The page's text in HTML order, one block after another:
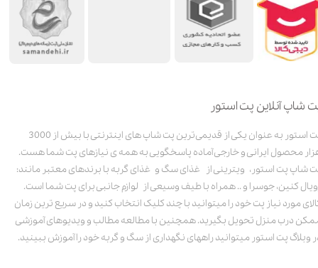
شاپ آنلاین پت استور
پت استور به عنوان یکی از قدیمی‌ترین پت شاپ های اینترنتی با بیش از 3000
محصول ایرانی و خارجی آماده پاسخگویی به همه ی نیازهای پت شما هست.
شاپ پت استور، ویترینی از غذای سگ و غذای گربه با برندهای معتبر مانند:
کنین، جوسرا و .. همراه با طیف وسیعی از لوازم جانبی برای پت شما است.
مورد نیاز پت خود را میتوانید با چند کلیک انتخاب کنید و در سریع ترین زمان
درب منزل تحویل بگیرید. همچنین با مطالعه مطالب و ویدیوهای آموزشی
وبلاگ پت استور میتوانید راههای نگهداری از سگ و گربه خود را آموزش ببینید.